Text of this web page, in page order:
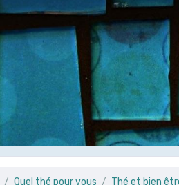
Quel thé pour vous Thé et bien